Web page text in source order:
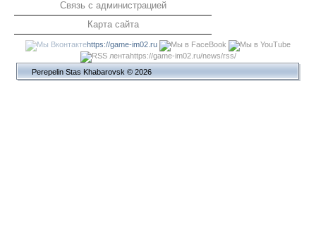
Связь с администрацией
Карта сайта
https://game-im02.ru
https://game-im02.ru/news/rss/
Perepelin Stas Khabarovsk © 2026